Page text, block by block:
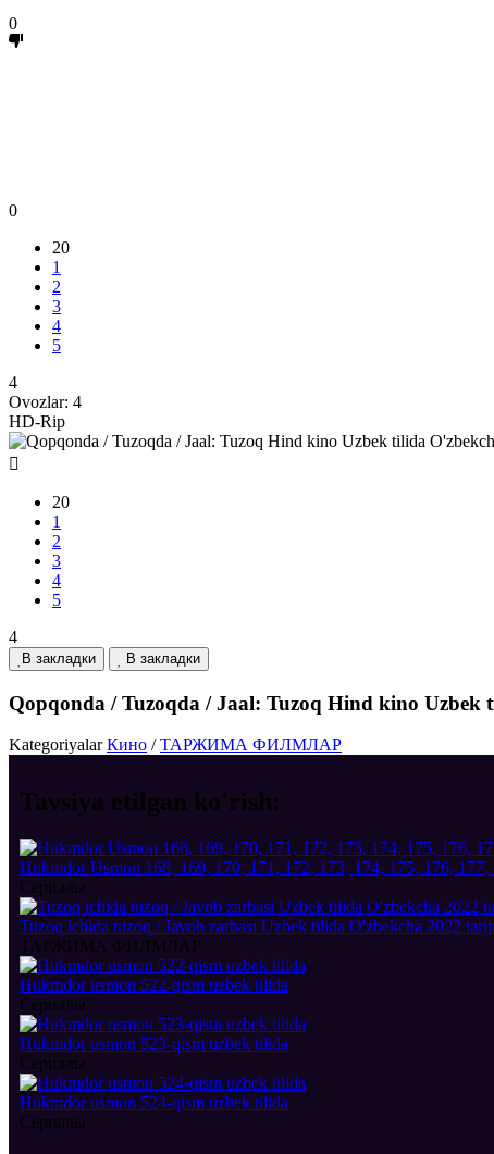
0
0
20
1
2
3
4
5
4
Ovozlar: 4
HD-Rip
20
1
2
3
4
5
4
В закладки В закладки
Qopqonda / Tuzoqda / Jaal: Tuzoq Hind kino
Kategoriyalar Кино /ТАРЖИМА ФИЛМЛАР
Tavsiya etilgan ko'rish:
Hukmdor Usmon 168, 169, 170, 171, 172, 173, 174, 175, 176,
Сериалы
Tuzoq ichida tuzoq / Javob zarbasi Uzbek tilida O'zbekcha 2022
ТАРЖИМА ФИЛМЛАР
Hukmdor usmon 522-qism uzbek tilida
Сериалы
Hukmdor usmon 523-qism uzbek tilida
Сериалы
Hukmdor usmon 524-qism uzbek tilida
Сериалы